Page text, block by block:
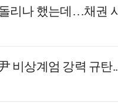
비상계엄 강력 규탄